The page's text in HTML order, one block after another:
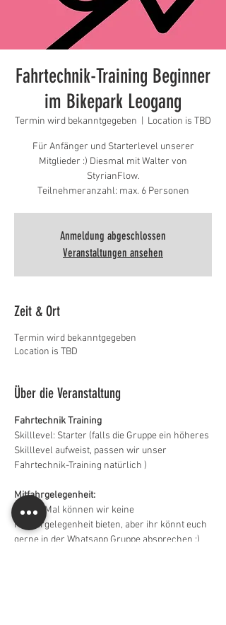
Fahrtechnik-Training Beginner
im Bikepark Leogang
Termin wird bekanntgegeben Location is TBD
Für Anfänger und Starterlevel unserer
Mitglieder :) Diesmal mit Walter von
StyrianFlow.
Teilnehmeranzahl: max. 6 Personen
Anmeldung abgeschlossen
Veranstaltungen ansehen
Zeit & Ort
Termin wird bekanntgegeben
Location is TBD
Über die Veranstaltung
Fahrtechnik Training
Skilllevel: Starter (falls die Gruppe ein höheres
Skilllevel aufweist, passen wir unser
Fahrtechnik-Training natürlich )
Mitfahrgelegenheit:
Dieses Mal können wir keine
Mitfahrgelegenheit bieten, aber ihr könnt euch
gerne in der Whatsapp Gruppe absprechen ;)